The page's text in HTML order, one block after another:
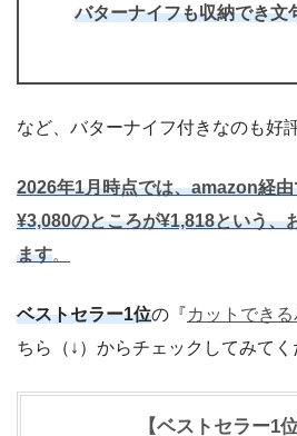
バターナイフも収納でき文
など、バターナイフ付きなのも好
2026年1月時点では、amazon経
¥3,080のところが¥1,818という、
ます。
ベストセラー1位の『カットでき
ちら（↓）からチェックしてみてく
【ベストセラー1